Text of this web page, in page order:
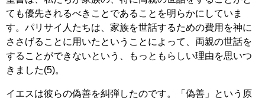
ても優先されるべきことであることを明らかにしていま
す。パリサイ人たちは、家族を世話するための費用を神に
ささげることに用いたということによって、両親の世話を
することができないという、もっともらしい理由を思いつ
きました(5)。
イエスは彼らの偽善を糾弾したのです。「偽善」という原